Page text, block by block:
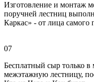
Изготовление и монтаж
поручней лестниц
Каркас» - от лица самого
07
Бесплатный сыр только
межэтажную лестницу,